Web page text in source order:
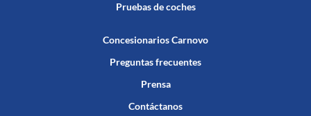
Pruebas de coches
Concesionarios Carnovo
Preguntas frecuentes
Prensa
Contáctanos